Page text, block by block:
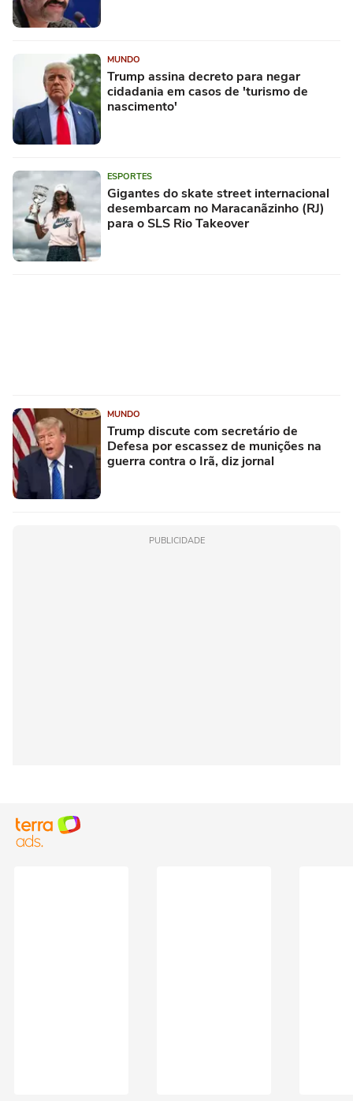
MUNDO
Trump assina decreto para negar
cidadania em casos de 'turismo de
nascimento'
ESPORTES
Gigantes do skate street internacional
desembarcam no Maracanãzinho (RJ)
para o SLS Rio Takeover
MUNDO
Trump discute com secretário de
Defesa por escassez de munições na
guerra contra o Irã, diz jornal
PUBLICIDADE